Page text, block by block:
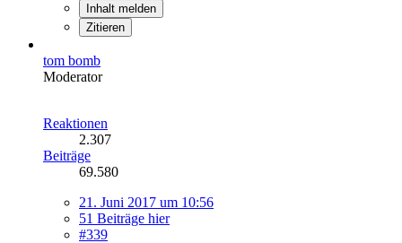
Inhalt melden
Zitieren
tom bomb
Moderator
Reaktionen
2.307
Beiträge
69.580
21. Juni 2017 um 10:56
51 Beiträge hier
#339